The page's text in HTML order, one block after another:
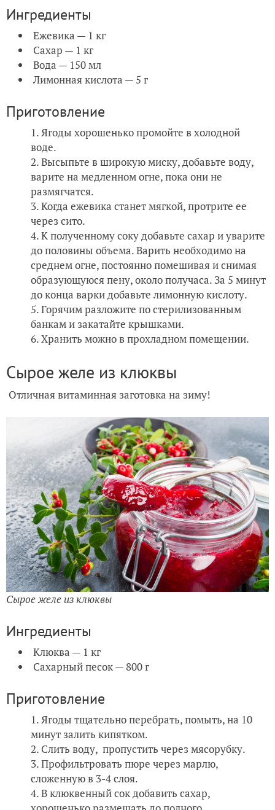
Ингредиенты
Ежевика — 1 кг
Сахар — 1 кг
Вода — 150 мл
Лимонная кислота — 5 г
Приготовление
Ягоды хорошенько промойте в холодной
воде.
Высыпьте в широкую миску, добавьте воду,
варите на медленном огне, пока они не
размягчатся.
Когда ежевика станет мягкой, протрите ее
через сито.
К полученному соку добавьте сахар и уварите
до половины объема. Варить необходимо на
среднем огне, постоянно помешивая и снимая
образующуюся пену, около получаса. За 5 минут
до конца варки добавьте лимонную кислоту.
Горячим разложите по стерилизованным
банкам и закатайте крышками.
Хранить можно в прохладном помещении.
Сырое желе из клюквы
Отличная витаминная заготовка на зиму!
Сырое желе из клюквы
Ингредиенты
Клюква — 1 кг
Сахарный песок — 800 г
Приготовление
Ягоды тщательно перебрать, помыть, на 10
минут залить кипятком.
Слить воду, пропустить через мясорубку.
Профильтровать пюре через марлю,
сложенную в 3-4 слоя.
В клюквенный сок добавить сахар,